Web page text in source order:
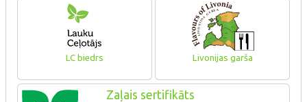
LC biedrs Livonijas garša
Zaļais sertifikāts